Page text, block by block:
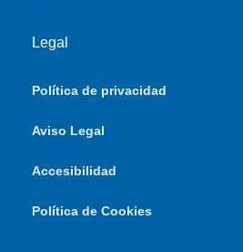
Legal
Política de privacidad
Aviso Legal
Accesibilidad
Política de Cookies